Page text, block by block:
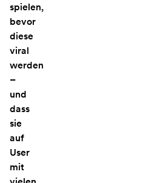
spielen,
bevor
diese
viral
werden
–
und
dass
sie
auf
User
mit